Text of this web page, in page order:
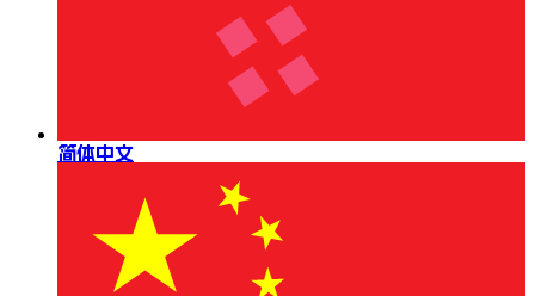
简体中文